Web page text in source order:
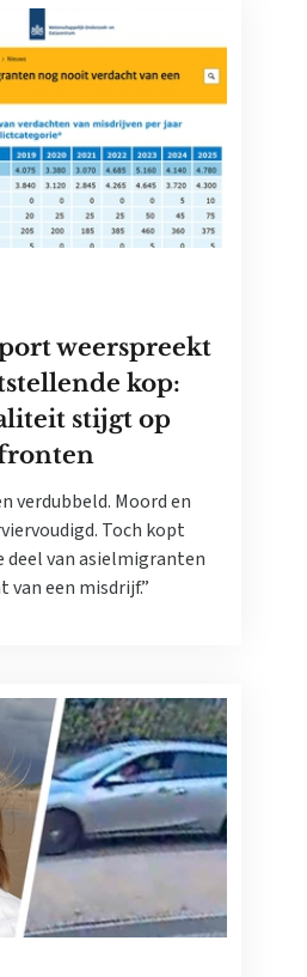
weerspreekt
kop:
stijgt op
verdubbeld. Moord en
Toch kopt
deel van asielmigranten
een misdrijf.”